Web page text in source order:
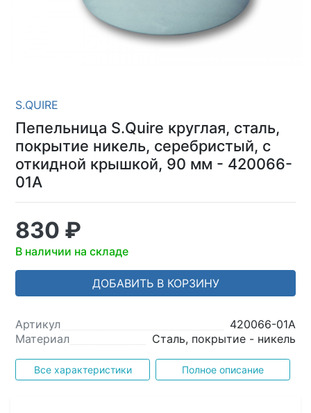
S.QUIRE
Пепельница S.Quire круглая, сталь,
покрытие никель, серебристый, с
откидной крышкой, 90 мм - 420066-
01A
830 ₽
В наличии на складе
ДОБАВИТЬ В КОРЗИНУ
Артикул
420066-01A
Материал
Сталь, покрытие - никель
Все характеристики Полное описание